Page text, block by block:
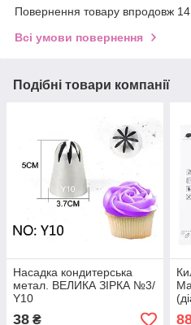
Повернення товару впродовж 14
Всі умови повернення
Подібні товари компанії
Насадка кондитерська
метал. ВЕЛИКА ЗІРКА №3/
Y10
38 ₴